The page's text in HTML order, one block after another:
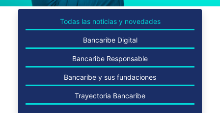
Todas las noticias y novedades
Bancaribe Digital
Bancaribe Responsable
Bancaribe y sus fundaciones
Trayectoria Bancaribe